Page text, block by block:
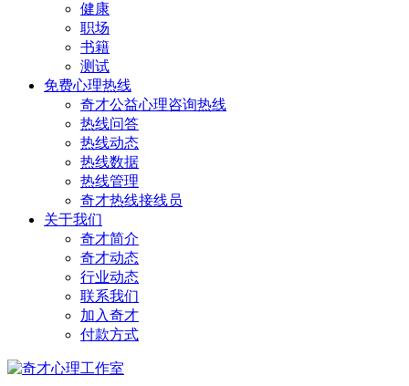
健康
职场
书籍
测试
免费心理热线
奇才公益心理咨询热线
热线问答
热线动态
热线数据
热线管理
奇才热线接线员
关于我们
奇才简介
奇才动态
行业动态
联系我们
加入奇才
付款方式